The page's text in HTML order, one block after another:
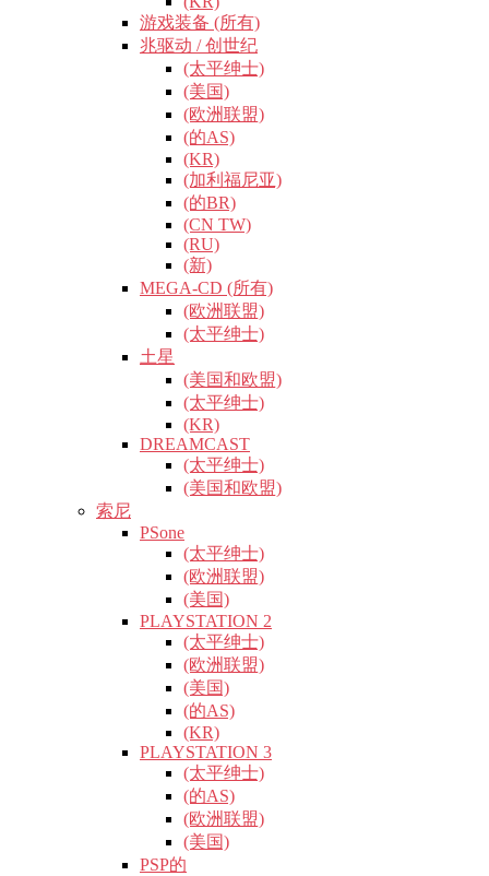
游戏装备 (所有)
兆驱动 / 创世纪
(太平绅士)
(美国)
(欧洲联盟)
(的AS)
(KR)
(加利福尼亚)
(的BR)
(CN TW)
(RU)
(新)
MEGA-CD (所有)
(欧洲联盟)
(太平绅士)
土星
(美国和欧盟)
(太平绅士)
(KR)
DREAMCAST
(太平绅士)
(美国和欧盟)
索尼
PSone
(太平绅士)
(欧洲联盟)
(美国)
PLAYSTATION 2
(太平绅士)
(欧洲联盟)
(美国)
(的AS)
(KR)
PLAYSTATION 3
(太平绅士)
(的AS)
(欧洲联盟)
(美国)
PSP的